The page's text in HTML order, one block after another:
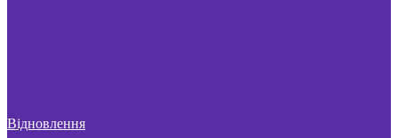
Відновлення